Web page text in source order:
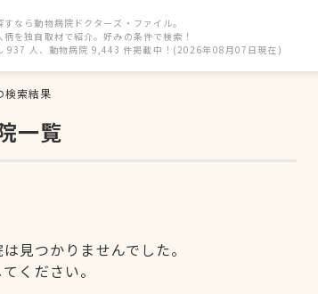
なら動物病院ドクターズ・ファイル。
を独自取材で紹介。好みの条件で検索！
937 人、動物病院 9,443 件掲載中！(2026年08月07日現在)
検索結果
一覧
見つかりませんでした。
ください。